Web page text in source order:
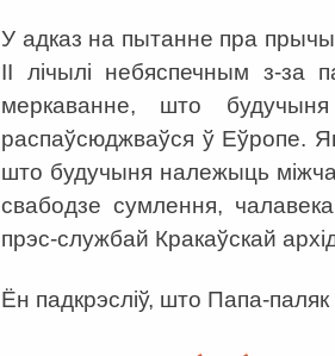
У адказ на пытанне пра
ІІ лічылі небяспечным з-
меркаванне, што
распаўсюджваўся ў Еўропе.
што будучыня належыць
свабодзе сумлення,
прэс-службай Кракаўскай
Ён падкрэсліў, што Папа-